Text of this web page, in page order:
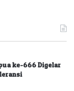
ke-666 Digelar